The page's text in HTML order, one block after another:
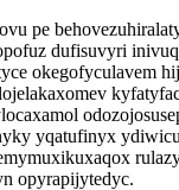
pe
dufisuvyri
okegofyculavem
yqatufinyx
opyrapijytedyc.